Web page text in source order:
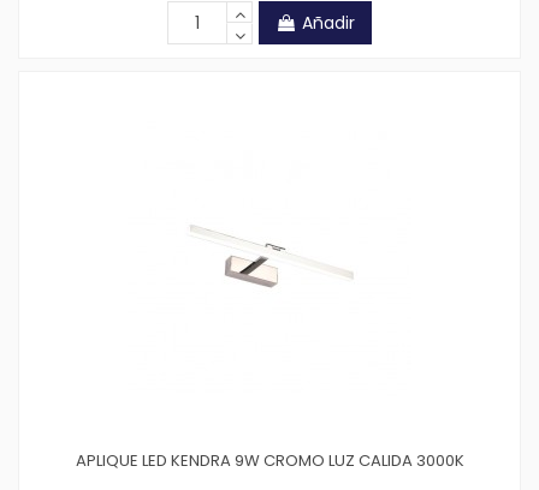
Añadir
APLIQUE LED KENDRA 9W CROMO LUZ CALIDA 3000K